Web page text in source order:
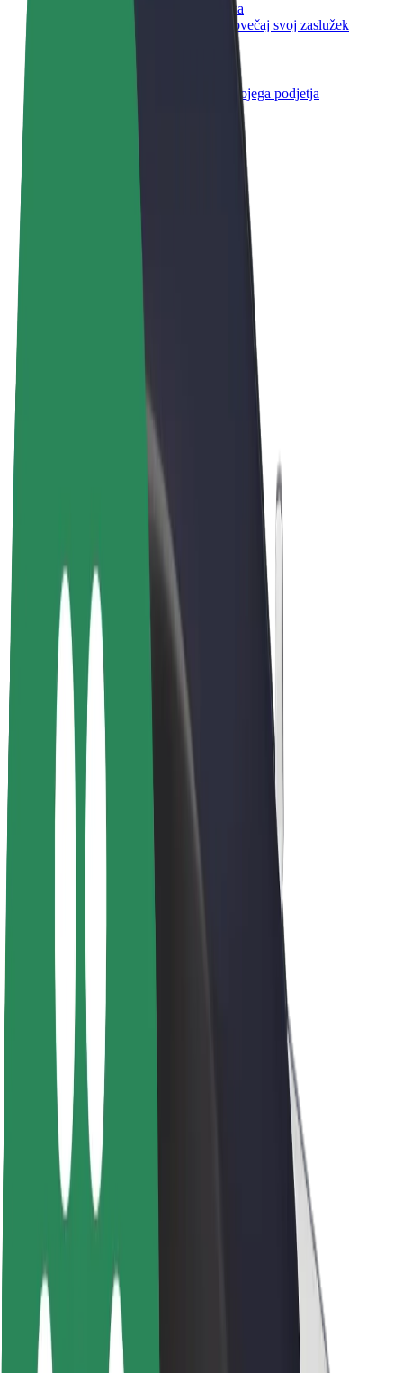
Prijavi se kot lastnik voznega parka
Dodaj svoj vozni park v Bolt in povečaj svoj zaslužek
Boltovi izdelki in storitve za rast tvojega podjetja
Bolt Plus
Zasluži z Bolt
Vozniki
Zaslužki za voznike
Dostavljavci
Zaslužki za dostavljavce
Ponudniki Bolt Food
Vozni parki
Trajnost pri Boltu
Projekt Zero
Blog
Novinarsko središče
Smernice blagovne znamke
Poslanstvo
Odnosi z vlagatelji
Vodstvo
Urban Fund
Varnost potnikov